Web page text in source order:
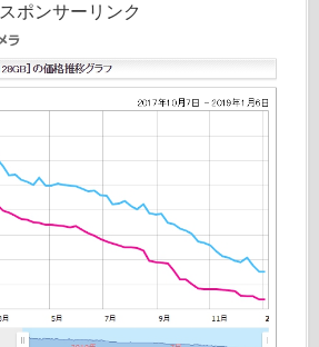
スポンサーリンク